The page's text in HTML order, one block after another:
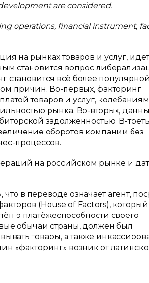
are considered.
operations, financial instrument,
на рынках товаров и услуг, идёт
становится вопрос
становится всё более
причин. Во-первых, факторинг
товаров и услуг,
рынка. Во-вторых,
задолженностью. В-
оборотов компании без
процессов.
на российском рынке и
в переводе означает агент,
(House of Factors),
о платёжеспособности своего
обычаи страны, должен был
товары, а также
«факторинг» возник от